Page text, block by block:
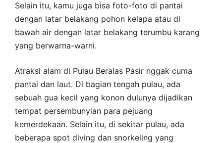
Selain itu, kamu juga bisa foto-foto di pantai
dengan latar belakang pohon kelapa atau di
bawah air dengan latar belakang terumbu karang
yang berwarna-warni.
Atraksi alam di Pulau Beralas Pasir nggak cuma
pantai dan laut. Di bagian tengah pulau, ada
sebuah gua kecil yang konon dulunya dijadikan
tempat persembunyian para pejuang
kemerdekaan. Selain itu, di sekitar pulau, ada
beberapa spot diving dan snorkeling yang